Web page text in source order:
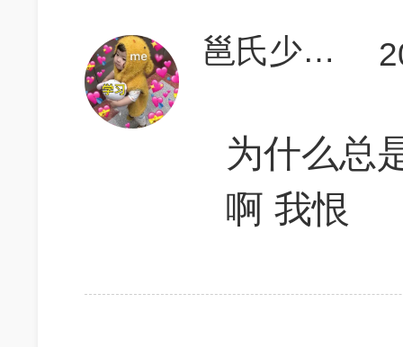
邕氏少女绝不认输
为什么总
啊 我恨